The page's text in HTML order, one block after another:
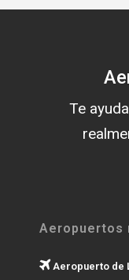
Te
Aeropuertos
Aeropuerto de